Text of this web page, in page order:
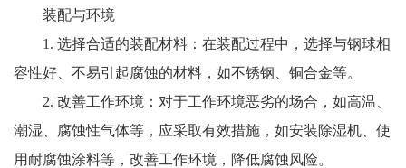
装配与环境
1. 选择合适的装配材料：在装配过程中，选择与钢球相
容性好、不易引起腐蚀的材料，如不锈钢、铜合金等。
2. 改善工作环境：对于工作环境恶劣的场合，如高温、
潮湿、腐蚀性气体等，应采取有效措施，如安装除湿机、使
用耐腐蚀涂料等，改善工作环境，降低腐蚀风险。